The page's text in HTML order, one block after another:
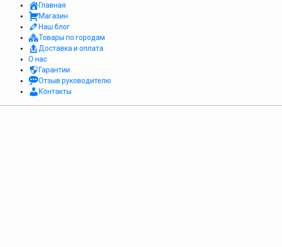
Главная
Магазин
Наш блог
Товары по городам
Доставка и оплата
О нас
Гарантии
Отзыв руководителю
Контакты